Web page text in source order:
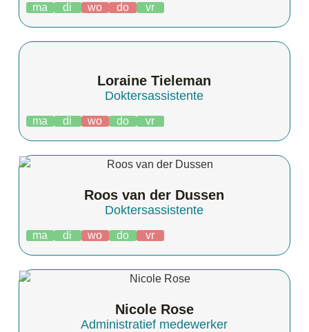
ma di wo do vr
Loraine Tieleman
Doktersassistente
ma di wo do vr
Roos van der Dussen
Doktersassistente
ma di wo do vr
Nicole Rose
Administratief medewerker